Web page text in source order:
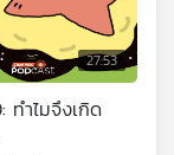
27:53
ทำไมจึงเกิด